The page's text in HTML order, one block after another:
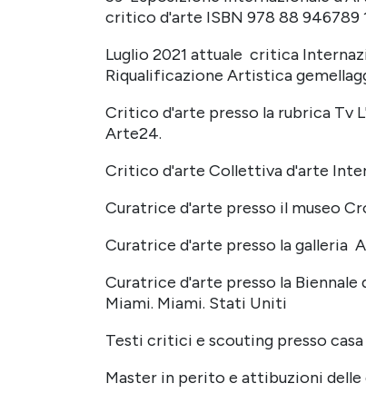
critico d'arte ISBN 978 88 946789
Luglio 2021 attuale critica
Riqualificazione Artistica
Critico d'arte presso la rubrica Tv
Arte24.
Critico d'arte Collettiva d'arte
Curatrice d'arte presso il museo
Curatrice d'arte presso la galleria
Curatrice d'arte presso la
Miami. Miami. Stati Uniti
Testi critici e scouting presso
Master in perito e attibuzioni delle